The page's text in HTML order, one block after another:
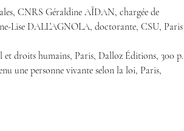
CNRS Géraldine AÏDAN, chargée de
Lise DALL’AGNOLA, doctorante, CSU, Paris
et droits humains, Paris, Dalloz Éditions, 300 p.
une personne vivante selon la loi, Paris,